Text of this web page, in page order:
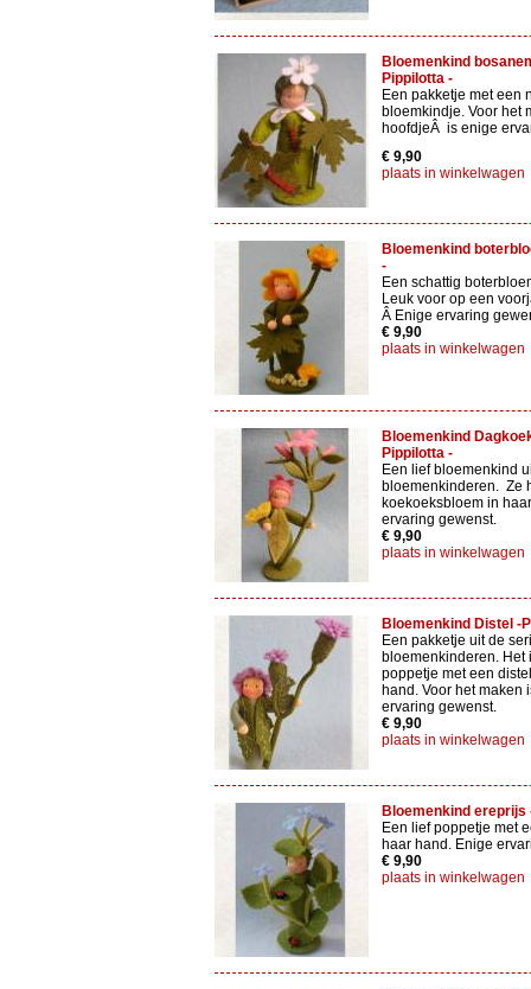
Bloemenkind
Pippilotta -
Een pakketje met een
bloemkindje. Voor het
hoofdjeÂ is enige
€ 9,90
plaats in winkelwagen
Bloemenkind
-
Een schattig
Leuk voor op een
Â Enige ervaring
€ 9,90
plaats in winkelwagen
Bloemenkind
Pippilotta -
Een lief bloemenkind
bloemenkinderen. Ze
koekoeksbloem in
ervaring gewenst.
€ 9,90
plaats in winkelwagen
Bloemenkind Distel -
Een pakketje uit de
bloemenkinderen. Het
poppetje met een
hand. Voor het maken
ervaring gewenst.
€ 9,90
plaats in winkelwagen
Bloemenkind ereprijs
Een lief poppetje met
haar hand. Enige
€ 9,90
plaats in winkelwagen